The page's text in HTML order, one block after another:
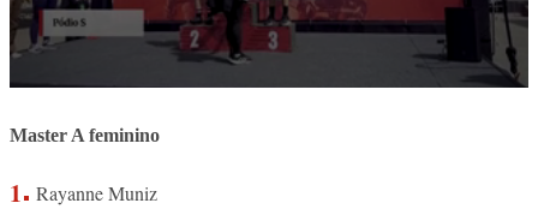
Master A feminino
Rayanne Muniz